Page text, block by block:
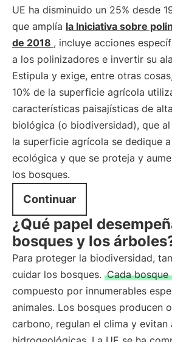
UE ha disminuido un 25% desde
que amplía la Iniciativa sobre
de 2018 , incluye acciones
a los polinizadores e invertir su
Estipula y exige, entre otras
10% de la superficie agrícola
características paisajísticas de
biológica (o biodiversidad), que
la superficie agrícola se dedique
ecológica y que se proteja y
los bosques.
Continuar
¿Qué papel
bosques y los
Para proteger la biodiversidad,
cuidar los bosques. Cada bosque
compuesto por innumerables
animales. Los bosques producen
carbono, regulan el clima y evitan